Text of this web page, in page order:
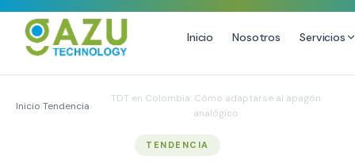
Inicio Nosotros Servicios
Email Marketing y SMS
Inicio›Tendencia›
TDT en Colombia: Cómo adaptarse al apagón
analógico
TENDENCIA